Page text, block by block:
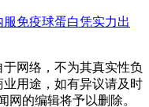
免疫球蛋白凭实力出
网络，不为其真实性负
用途，如有异议请及时
网的编辑将予以删除。